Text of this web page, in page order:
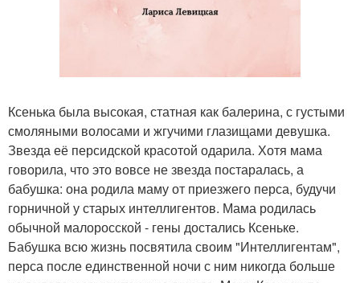
Ксенька была высокая, статная как балерина, с густыми
смоляными волосами и жгучими глазищами девушка.
Звезда её персидской красотой одарила. Хотя мама
говорила, что это вовсе не звезда постаралась, а
бабушка: она родила маму от приезжего перса, будучи
горничной у старых интеллигентов. Мама родилась
обычной малоросской - гены достались Ксеньке.
Бабушка всю жизнь посвятила своим "Интеллигентам",
перса после единственной ночи с ним никогда больше